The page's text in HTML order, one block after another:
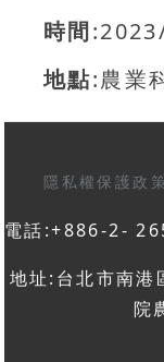
時間
地點:農業
隱私權保護政
電話:+886-2-
地址:台北市南
院